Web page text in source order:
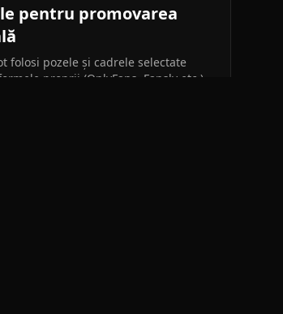
pentru promovarea
folosi pozele și cadrele selectate
proprii (OnlyFans, Fansly etc.).